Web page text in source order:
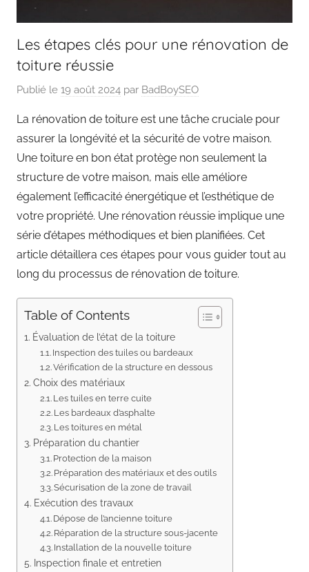
Les étapes clés pour une rénovation de
toiture réussie
Publié le 19 août 2024 par BadBoySEO
La rénovation de toiture est une tâche cruciale pour
assurer la longévité et la sécurité de votre maison.
Une toiture en bon état protège non seulement la
structure de votre maison, mais elle améliore
également l’efficacité énergétique et l’esthétique de
votre propriété. Une rénovation réussie implique une
série d’étapes méthodiques et bien planifiées. Cet
article détaillera ces étapes pour vous guider tout au
long du processus de rénovation de toiture.
Table of Contents
Évaluation de l’état de la toiture
Inspection des tuiles ou bardeaux
Vérification de la structure en dessous
Choix des matériaux
Les tuiles en terre cuite
Les bardeaux d’asphalte
Les toitures en métal
Préparation du chantier
Protection de la maison
Préparation des matériaux et des outils
Sécurisation de la zone de travail
Exécution des travaux
Dépose de l’ancienne toiture
Réparation de la structure sous-jacente
Installation de la nouvelle toiture
Inspection finale et entretien